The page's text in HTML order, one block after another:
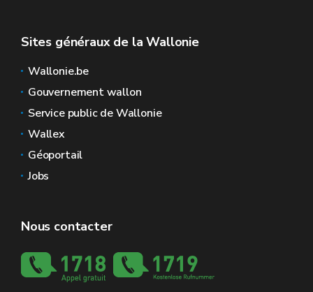
Sites généraux de la Wallonie
Wallonie.be
Gouvernement wallon
Service public de Wallonie
Wallex
Géoportail
Jobs
Nous contacter